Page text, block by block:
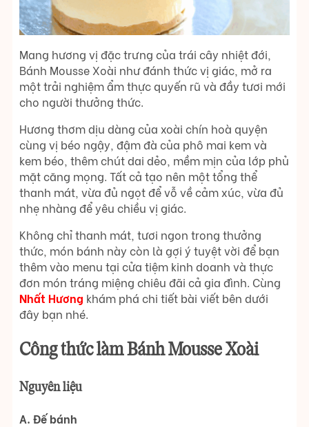
Mang hương vị đặc trưng của trái cây nhiệt đới,
Bánh Mousse Xoài như đánh thức vị giác, mở ra
một trải nghiệm ẩm thực quyến rũ và đầy tươi mới
cho người thưởng thức.
Hương thơm dịu dàng của xoài chín hoà quyện
cùng vị béo ngậy, đậm đà của phô mai kem và
kem béo, thêm chút dai dẻo, mềm mịn của lớp phủ
mặt căng mọng. Tất cả tạo nên một tổng thể
thanh mát, vừa đủ ngọt để vỗ về cảm xúc, vừa đủ
nhẹ nhàng để yêu chiều vị giác.
Không chỉ thanh mát, tươi ngon trong thưởng
thức, món bánh này còn là gợi ý tuyệt vời để bạn
thêm vào menu tại cửa tiệm kinh doanh và thực
đơn món tráng miệng chiêu đãi cả gia đình. Cùng
Nhất Hương khám phá chi tiết bài viết bên dưới
đây bạn nhé.
Công thức làm Bánh Mousse Xoài
Nguyên liệu
A. Đế bánh